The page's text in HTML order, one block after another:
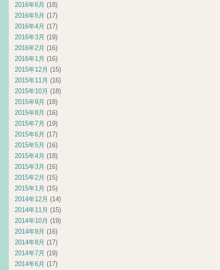
2016年6月 (18)
2016年5月 (17)
2016年4月 (17)
2016年3月 (19)
2016年2月 (16)
2016年1月 (16)
2015年12月 (15)
2015年11月 (16)
2015年10月 (18)
2015年9月 (18)
2015年8月 (16)
2015年7月 (19)
2015年6月 (17)
2015年5月 (16)
2015年4月 (18)
2015年3月 (16)
2015年2月 (15)
2015年1月 (15)
2014年12月 (14)
2014年11月 (15)
2014年10月 (19)
2014年9月 (16)
2014年8月 (17)
2014年7月 (19)
2014年6月 (17)